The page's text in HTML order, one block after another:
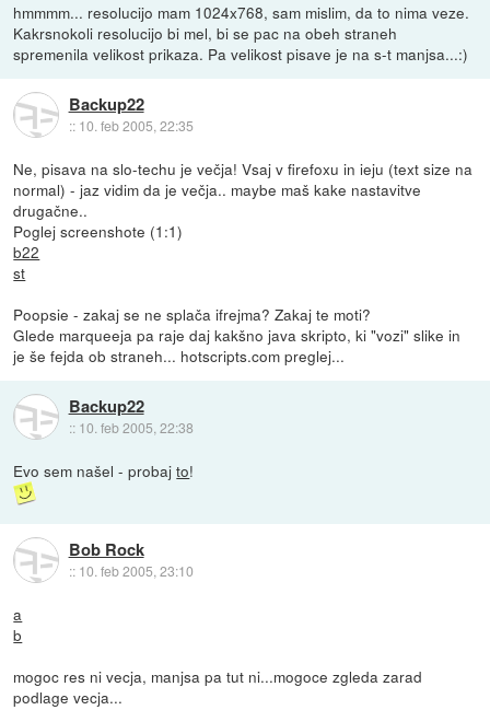
hmmmm... resolucijo mam 1024x768, sam mislim, da to nima veze.
Kakrsnokoli resolucijo bi mel, bi se pac na obeh straneh
spremenila velikost prikaza. Pa velikost pisave je na s-t manjsa...:)
Backup22
:: 10. feb 2005, 22:35
Ne, pisava na slo-techu je večja! Vsaj v firefoxu in ieju (text size na
normal) - jaz vidim da je večja.. maybe maš kake nastavitve
drugačne..
Poglej screenshote (1:1)
b22
st
Poopsie - zakaj se ne splača ifrejma? Zakaj te moti?
Glede marqueeja pa raje daj kakšno java skripto, ki "vozi" slike in
je še fejda ob straneh... hotscripts.com preglej...
Backup22
:: 10. feb 2005, 22:38
Evo sem našel - probajto!
Bob Rock
:: 10. feb 2005, 23:10
a
b
mogoc res ni vecja, manjsa pa tut ni...mogoce zgleda zarad
podlage vecja...